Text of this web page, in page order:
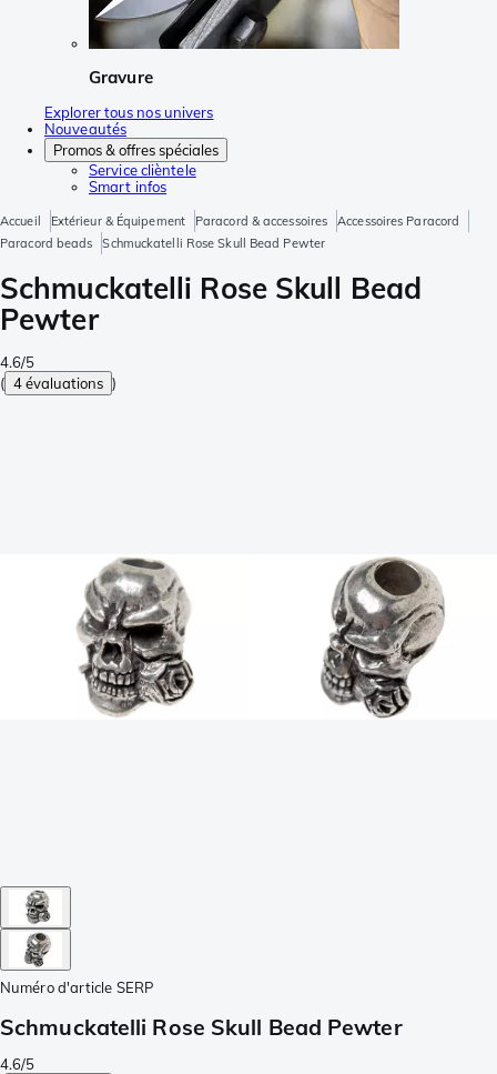
Gravure
Explorer tous nos univers
Nouveautés
Promos & offres spéciales
Service clièntele
Smart infos
Accueil Extérieur & Équipement Paracord & accessoires
Accessoires Paracord
Paracord beads
Schmuckatelli Rose Skull Bead Pewter
Schmuckatelli Rose Skull Bead
Pewter
4.6/5
( 4 évaluations )
Numéro d'article SERP
Schmuckatelli Rose Skull Bead Pewter
4.6/5